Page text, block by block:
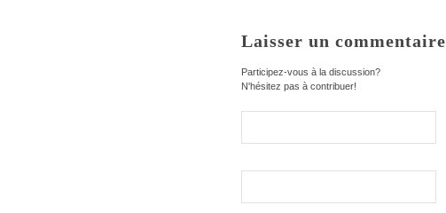
Laisser un commentaire
Participez-vous à la discussion?
N'hésitez pas à contribuer!